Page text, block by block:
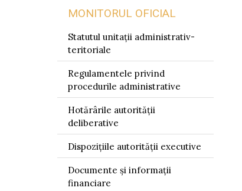
MONITORUL OFICIAL
Statutul unitații administrativ-
teritoriale
Regulamentele privind
procedurile administrative
Hotărârile autorității
deliberative
Dispozițiile autorității executive
Documente și informații
financiare